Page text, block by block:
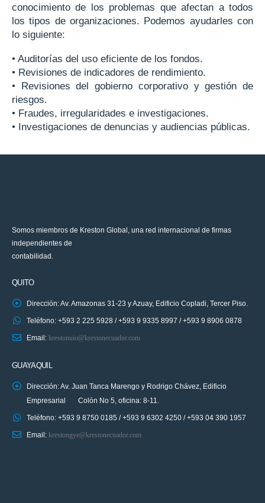
conocimiento de los problemas que afectan a todos
los tipos de organizaciones. Podemos ayudarles con
lo siguiente:
• Auditorías del uso eficiente de los fondos.
• Revisiones de indicadores de rendimiento.
• Revisiones del gobierno corporativo y gestión de
riesgos.
• Fraudes, irregularidades e investigaciones.
• Investigaciones de denuncias y audiencias públicas.
Somos miembros de Kreston Global, una red internacional de firmas
independientes de
contabilidad.
QUITO
Dirección: Av. Amazonas 31-23 y Azuay, Edificio Copladi, Tercer Piso.
Teléfono: +593 2 225 5928 / +593 9 9335 8997 / +593 9 8906 0878
Email: krestonuio@krestonecuador.com
GUAYAQUIL
Dirección: Av. Juan Tanca Marengo y Rodrigo Chávez, Edificio
Empresarial Colón No 5, oficina: 8-11.
Teléfono: +593 9 8750 0185 / +593 9 6302 4250 / +593 04 390 1957
Email: krestongye@krestonecuador.com